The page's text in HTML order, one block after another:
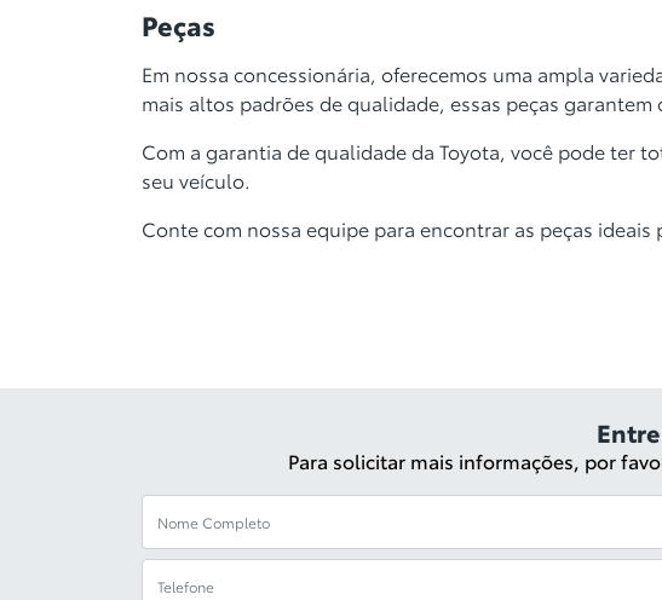
Peças
Em nossa concessionária, oferecemos uma ampla
mais altos padrões de qualidade, essas peças
Com a garantia de qualidade da Toyota, você pode ter
seu veículo.
Conte com nossa equipe para encontrar as peças
Para solicitar mais informações, por